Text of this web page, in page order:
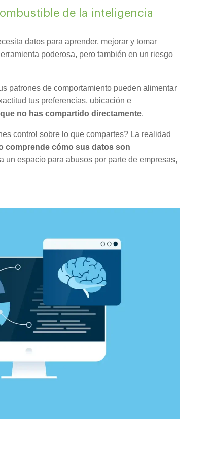
de la inteligencia
datos para aprender, mejorar y tomar
poderosa, pero también en un riesgo
patrones de comportamiento pueden alimentar
tus preferencias, ubicación e
no has compartido directamente.
control sobre lo que compartes? La realidad
comprende cómo sus datos son
un espacio para abusos por parte de empresas,